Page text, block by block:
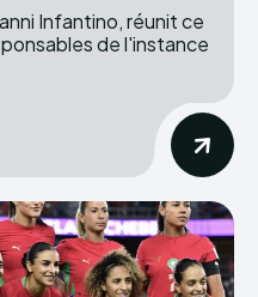
Infantino, réunit ce
de l'instance